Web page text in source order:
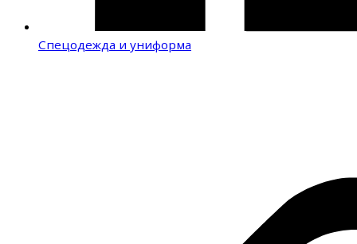
Спецодежда и униформа